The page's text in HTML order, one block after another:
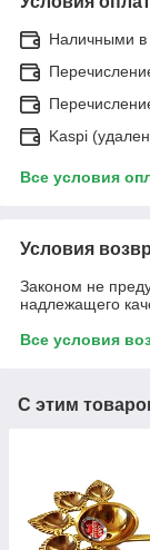
Наличными в
Kaspi
Все условия
Условия
Законом не
надлежащего
Все условия
С этим